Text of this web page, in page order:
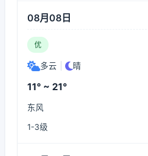
08月08日
优
多云 晴
11° ~ 21°
东风
1-3级